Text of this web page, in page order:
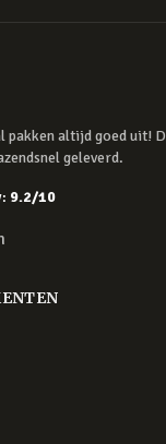
pakken altijd goed uit!
geleverd.
: 9.2/10